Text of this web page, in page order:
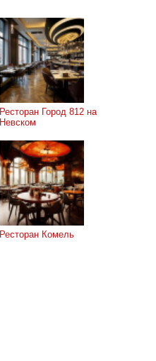
Ресторан Город 812 на
Невском
Ресторан Комель